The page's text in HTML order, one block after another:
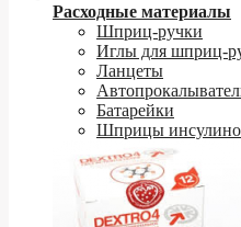
Расходные материалы
Шприц-ручки
Иглы для шприц-
Ланцеты
Батарейки
Шприцы